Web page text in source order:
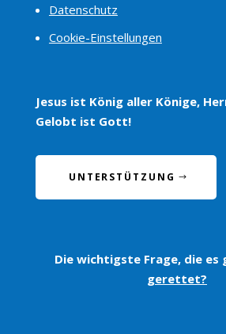
Datenschutz
Cookie-Einstellungen
Jesus ist König aller Könige,
Gelobt ist Gott!
UNTERSTÜTZUNG
Die wichtigste Frage, die es
gerettet?